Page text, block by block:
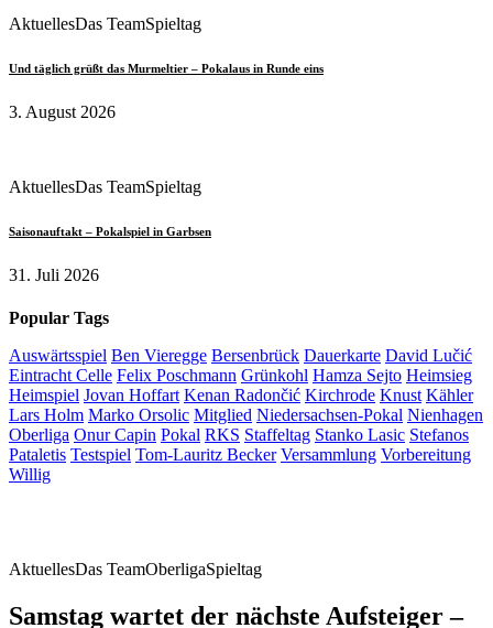
AktuellesDas TeamSpieltag
Und täglich grüßt das Murmeltier – Pokalaus in Runde eins
3. August 2026
AktuellesDas TeamSpieltag
Saisonauftakt – Pokalspiel in Garbsen
31. Juli 2026
Popular Tags
Auswärtsspiel Ben Vieregge Bersenbrück Dauerkarte David Lučić
Eintracht Celle Felix Poschmann Grünkohl Hamza Sejto Heimsieg
Heimspiel Jovan Hoffart Kenan Radončić Kirchrode Knust Kähler
Lars Holm Marko Orsolic Mitglied Niedersachsen-Pokal Nienhagen
Oberliga Onur Capin Pokal RKS Staffeltag Stanko Lasic Stefanos
Pataletis Testspiel Tom-Lauritz Becker Versammlung Vorbereitung
Willig
AktuellesDas TeamOberligaSpieltag
Samstag wartet der nächste Aufsteiger –